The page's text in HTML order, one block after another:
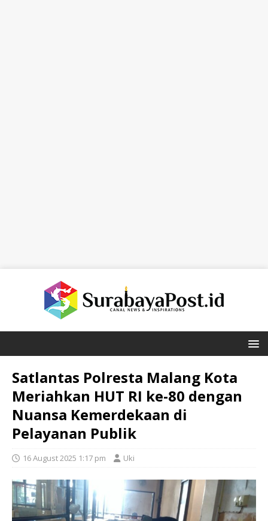
Satlantas Polresta Malang Kota
Meriahkan HUT RI ke-80 dengan
Nuansa Kemerdekaan di
Pelayanan Publik
16 August 2025 1:17 pm Uki